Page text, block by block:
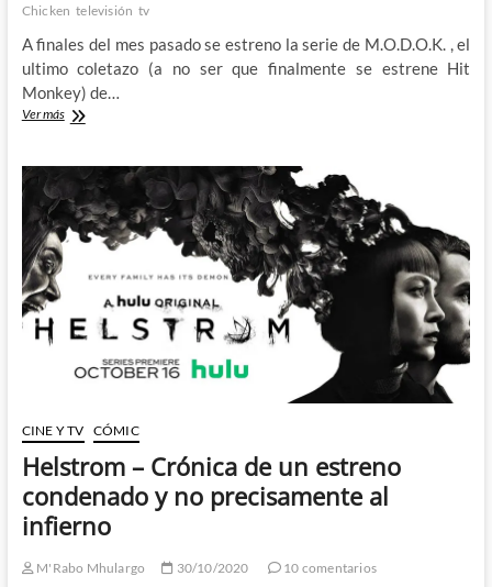
Chicken televisión tv
A finales del mes pasado se estreno la serie de M.O.D.O.K. , el
ultimo coletazo (a no ser que finalmente se estrene Hit
Monkey) de…
Ver másM.O.D.O.K.
mucho
humor
serie
de
CINE Y TV CÓMIC
Helstrom – Crónica de un estreno
condenado y no precisamente al
infierno
M'Rabo Mhulargo 30/10/2020 10 comentarios